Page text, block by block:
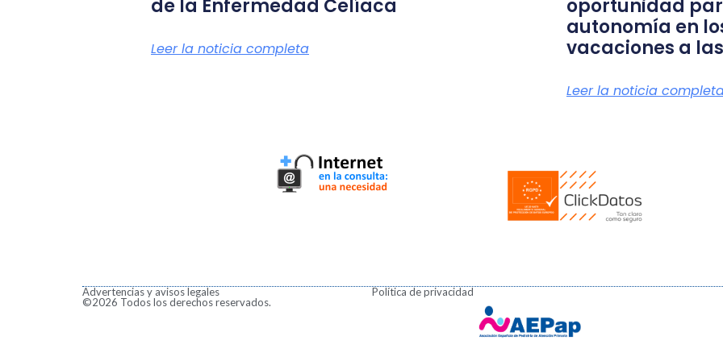
de la Enfermedad Celíaca
Leer la noticia completa
oportunidad
autonomía en
vacaciones a
Leer la noticia
Advertencias y avisos legales Política de privacidad
©2026 Todos los derechos reservados.